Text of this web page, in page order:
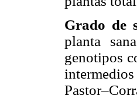
Grado de
planta
genotipos